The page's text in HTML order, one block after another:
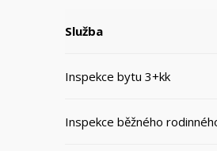
Služba
Inspekce bytu 3+kk
Inspekce běžného